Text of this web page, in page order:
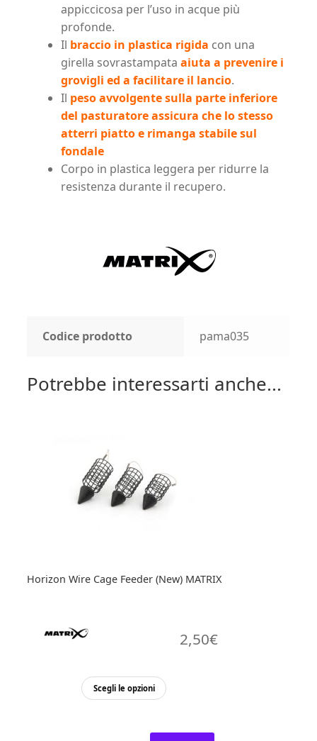
appiccicosa per l’uso in acque più
profonde.
Il braccio in plastica rigida con una
girella sovrastampata aiuta a prevenire i
grovigli ed a facilitare il lancio.
Il peso avvolgente sulla parte inferiore
del pasturatore assicura che lo stesso
atterri piatto e rimanga stabile sul
fondale
Corpo in plastica leggera per ridurre la
resistenza durante il recupero.
Codice prodotto pama035
Potrebbe interessarti anche...
Horizon Wire Cage Feeder (New) MATRIX
2,50€
Scegli le opzioni
Questo
più